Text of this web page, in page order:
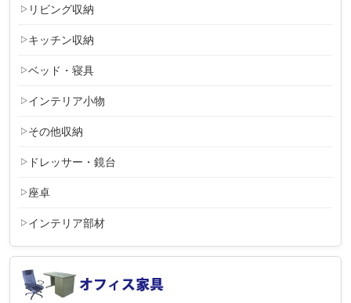
リビング収納
キッチン収納
ベッド・寝具
インテリア小物
その他収納
ドレッサー・鏡台
座卓
インテリア部材